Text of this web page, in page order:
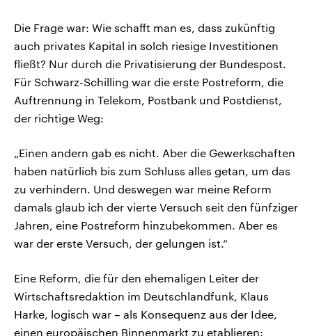
Die Frage war: Wie schafft man es, dass zukünftig
auch privates Kapital in solch riesige Investitionen
fließt? Nur durch die Privatisierung der Bundespost.
Für Schwarz-Schilling war die erste Postreform, die
Auftrennung in Telekom, Postbank und Postdienst,
der richtige Weg:
„Einen andern gab es nicht. Aber die Gewerkschaften
haben natürlich bis zum Schluss alles getan, um das
zu verhindern. Und deswegen war meine Reform
damals glaub ich der vierte Versuch seit den fünfziger
Jahren, eine Postreform hinzubekommen. Aber es
war der erste Versuch, der gelungen ist.“
Eine Reform, die für den ehemaligen Leiter der
Wirtschaftsredaktion im Deutschlandfunk, Klaus
Harke, logisch war – als Konsequenz aus der Idee,
einen europäischen Binnenmarkt zu etablieren: